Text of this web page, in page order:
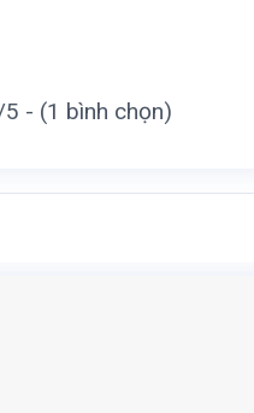
- (1 bình chọn)